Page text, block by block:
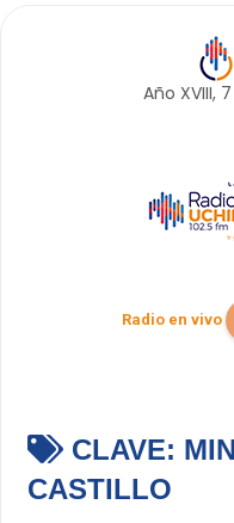
Año XVIII,
Radio en vivo
CLAVE:
CASTILLO